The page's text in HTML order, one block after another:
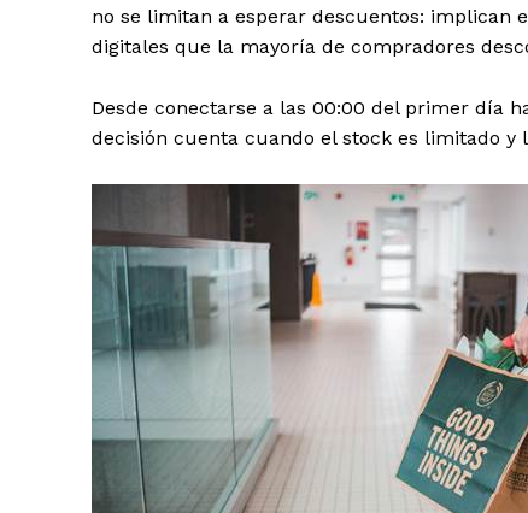
no se limitan a esperar descuentos: implican
digitales que la mayoría de compradores
Desde conectarse a las 00:00 del primer día
decisión cuenta cuando el stock es limitado y